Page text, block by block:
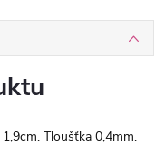
Tloušťka 0,4mm.